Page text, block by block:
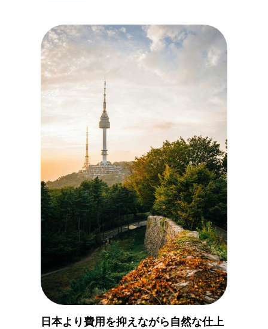
日本より費用を抑えながら自然な仕上